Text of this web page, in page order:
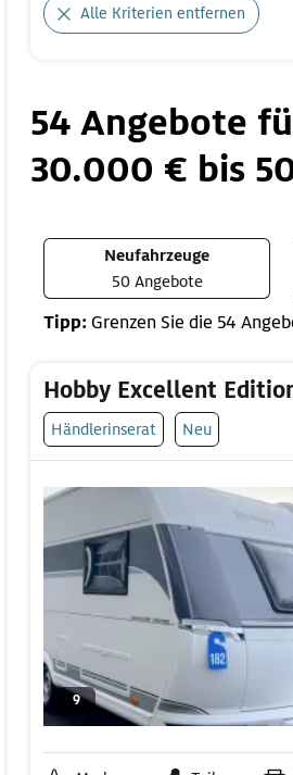
Alle Kriterien entfernen
54 Angebote
30.000 € bis
Neufahrzeuge
50 Angebote
Tipp: Grenzen Sie die 54
Hobby Excellent
Händlerinserat Neu
9